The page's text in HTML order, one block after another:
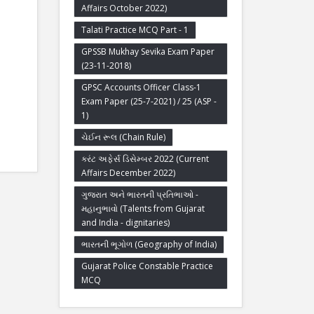
Affairs October 2022)
Talati Practice MCQ Part - 1
GPSSB Mukhay Sevika Exam Paper
(23-11-2018)
GPSC Accounts Officer Class-1
Exam Paper (25-7-2021) / 25 (ASP -
1)
ચેઈન રૂલ (Chain Rule)
કરંટ અફેર્સ ડિસેમ્બર 2022 (Current
Affairs December 2022)
ગુજરાત અને ભારતની પ્રતિભાઓ -
મહાનુભાવો (Talents from Gujarat
and India - dignitaries)
ભારતની ભૂગોળ (Geography of India)
Gujarat Police Constable Practice
MCQ